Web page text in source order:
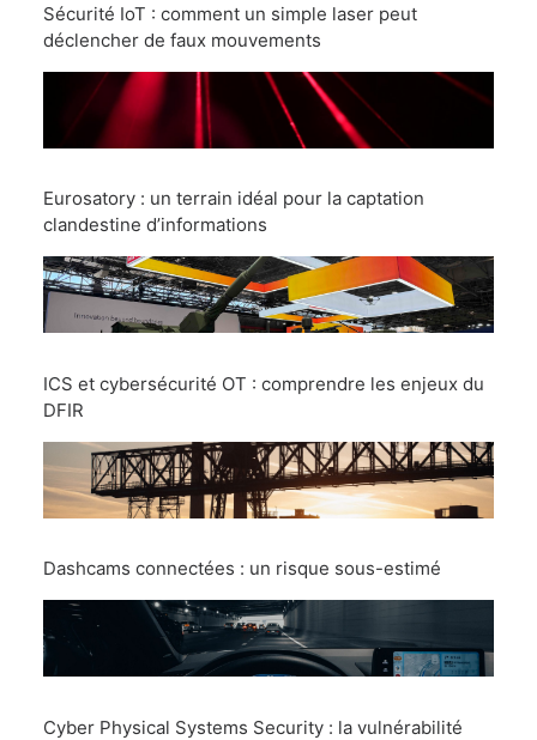
Sécurité IoT : comment un simple laser peut
déclencher de faux mouvements
Eurosatory : un terrain idéal pour la captation
clandestine d’informations
ICS et cybersécurité OT : comprendre les enjeux du
DFIR
Dashcams connectées : un risque sous-estimé
Cyber Physical Systems Security : la vulnérabilité